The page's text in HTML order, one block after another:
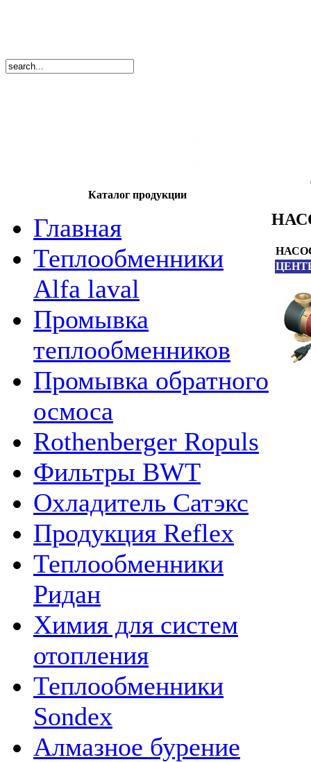
Каталог продукции
Главная
Теплообменники
Alfa laval
Промывка
теплообменников
Промывка обратного
осмоса
Rothenberger Ropuls
Фильтры BWT
Охладитель Сатэкс
Продукция Reflex
Теплообменники
Ридан
Химия для систем
отопления
Теплообменники
Sondex
Алмазное бурение